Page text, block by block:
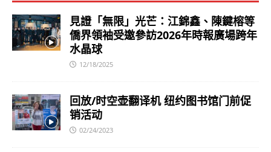
見證「無限」光芒：江錦鑫、陳鍵榕等
僑界領袖受邀參訪2026年時報廣場跨年
水晶球
12/18/2025
回放/时空壶翻译机 纽约图书馆门前促
销活动
02/24/2023